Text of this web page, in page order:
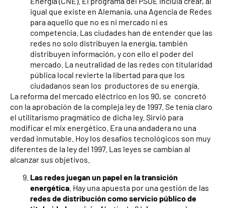
igual que existe en Alemania, una Agencia de Redes
para aquello que no es ni mercado ni es
competencia. Las ciudades han de entender que las
redes no solo distribuyen la energía, también
distribuyen información, y con ello el poder del
mercado. La neutralidad de las redes con titularidad
pública local revierte la libertad para que los
ciudadanos sean los productores de su energía.
La reforma del mercado eléctrico en los 90, se concretó
con la aprobación de la compleja ley de 1997. Se tenía claro
el utilitarismo pragmático de dicha ley. Sirvió para
modificar el mix energético. Era una andadera no una
verdad inmutable. Hoy los desafíos tecnológicos son muy
diferentes de la ley del 1997. Las leyes se cambian al
alcanzar sus objetivos.
Las redes juegan un papel en la transición
energética . Hay una apuesta por una gestión de las
redes de distribución como servicio público de